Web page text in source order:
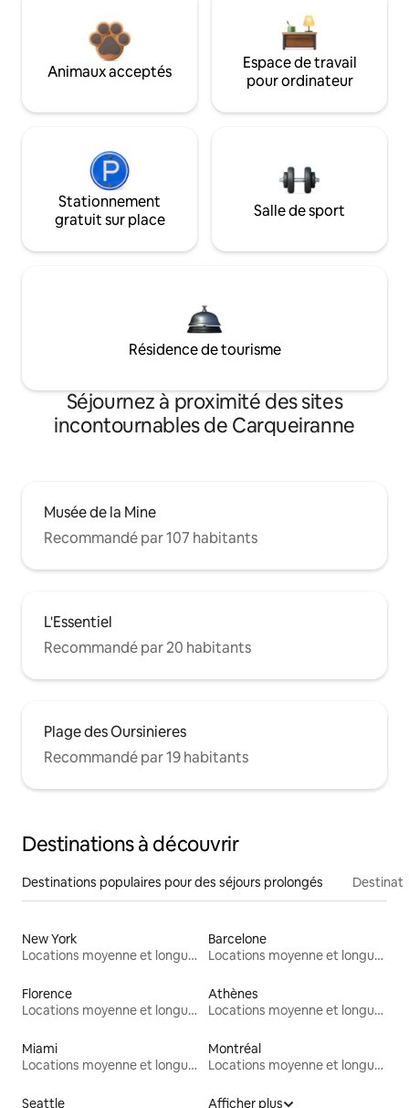
Animaux acceptés
Espace de travail
pour ordinateur
Stationnement
gratuit sur place
Salle de sport
Résidence de tourisme
Séjournez à proximité des sites
incontournables de Carqueiranne
Musée de la Mine
Recommandé par 107 habitants
L'Essentiel
Recommandé par 20 habitants
Plage des Oursinieres
Recommandé par 19 habitants
Destinations à découvrir
Destinations populaires pour des séjours prolongés
New York
Locations moyenne et longue durée
Barcelone
Locations moyenne et longue durée
Florence
Locations moyenne et longue durée
Athènes
Locations moyenne et longue durée
Miami
Locations moyenne et longue durée
Montréal
Locations moyenne et longue durée
Seattle Afficher plus